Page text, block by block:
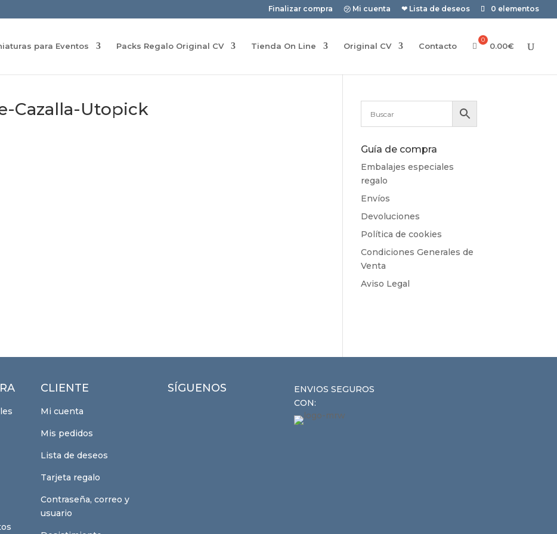
Finalizar compra ㋡ Mi cuenta ❤ Lista de deseos 0 elementos
para Eventos Packs Regalo Original CV Tienda On Line Original CV Contacto 0.00€
Cazalla-Utopick
Guía de compra
Embalajes especiales
regalo
Envíos
Devoluciones
Política de cookies
Condiciones Generales de
Venta
Aviso Legal
CLIENTE
Mi cuenta
Mis pedidos
Lista de deseos
Tarjeta regalo
Contraseña, correo y
usuario
SÍGUENOS
ENVIOS SEGUROS
CON: